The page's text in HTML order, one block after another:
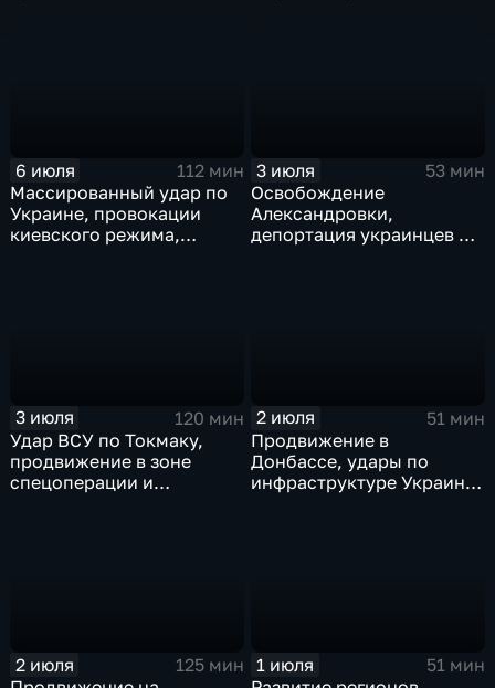
6 июля
112 мин
Массированный удар по
Украине, провокации
киевского режима,
3 июля
53 мин
Освобождение
Александровки,
депортация украинцев из
3 июля
120 мин
Удар ВСУ по Токмаку,
продвижение в зоне
спецоперации и
2 июля
51 мин
Продвижение в
Донбассе, удары по
инфраструктуре Украины,
2 июля
125 мин
1 июля
51 мин